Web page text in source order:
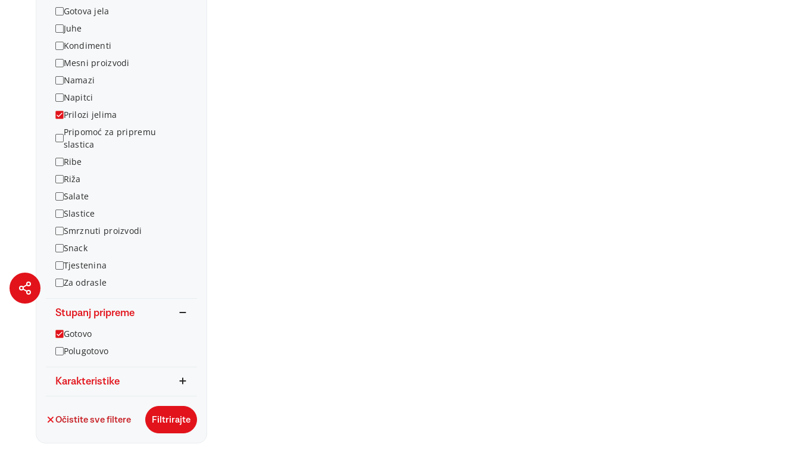
Gotova jela
Juhe
Kondimenti
Mesni proizvodi
Namazi
Napitci
Prilozi jelima
Pripomoć za pripremu
slastica
Ribe
Riža
Salate
Slastice
Smrznuti proizvodi
Snack
Tjestenina
Za odrasle
Stupanj pripreme
Gotovo
Polugotovo
Karakteristike
Očistite sve filtere Filtrirajte